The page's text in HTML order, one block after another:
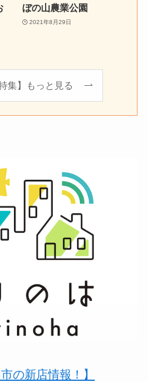
ぼの山農業公園
2021年8月29日
集】もっと見る
の新店情報！】